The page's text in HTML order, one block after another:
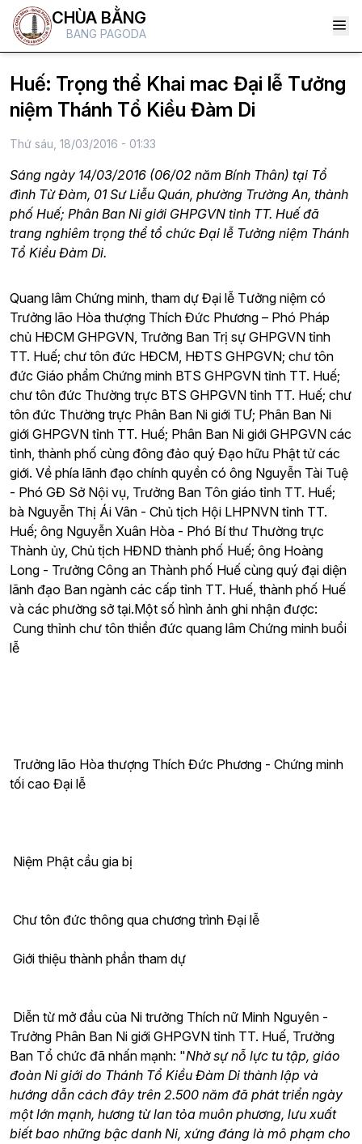
CHÙA BẰNG
BANG PAGODA
Huế: Trọng thể Khai mac Đại lễ Tưởng
niệm Thánh Tổ Kiều Đàm Di
Thứ sáu, 18/03/2016 - 01:33
Sáng ngày 14/03/2016 (06/02 năm Bính Thân) tại Tổ
đình Từ Đàm, 01 Sư Liễu Quán, phường Trường An, thành
phố Huế; Phân Ban Ni giới GHPGVN tỉnh TT. Huế đã
trang nghiêm trọng thể tổ chức Đại lễ Tưởng niệm Thánh
Tổ Kiều Đàm Di.
Quang lâm Chứng minh, tham dự Đại lễ Tưởng niệm có
Trưởng lão Hòa thượng Thích Đức Phương – Phó Pháp
chủ HĐCM GHPGVN, Trưởng Ban Trị sự GHPGVN tỉnh
TT. Huế; chư tôn đức HĐCM, HĐTS GHPGVN; chư tôn
đức Giáo phẩm Chứng minh BTS GHPGVN tỉnh TT. Huế;
chư tôn đức Thường trực BTS GHPGVN tỉnh TT. Huế; chư
tôn đức Thường trực Phân Ban Ni giới TƯ; Phân Ban Ni
giới GHPGVN tỉnh TT. Huế; Phân Ban Ni giới GHPGVN các
tỉnh, thành phố cùng đông đảo quý Đạo hữu Phật tử các
giới. Về phía lãnh đạo chính quyền có ông Nguyễn Tài Tuệ
- Phó GĐ Sở Nội vụ, Trưởng Ban Tôn giáo tỉnh TT. Huế;
bà Nguyễn Thị Ái Vân - Chủ tịch Hội LHPNVN tỉnh TT.
Huế; ông Nguyễn Xuân Hòa - Phó Bí thư Thường trực
Thành ủy, Chủ tịch HĐND thành phố Huế; ông Hoàng
Long - Trưởng Công an Thành phố Huế cùng quý đại diện
lãnh đạo Ban ngành các cấp tỉnh TT. Huế, thành phố Huế
và các phường sở tại.Một số hình ảnh ghi nhận được:
Cung thỉnh chư tôn thiền đức quang lâm Chứng minh buổi
lễ
Trưởng lão Hòa thượng Thích Đức Phương - Chứng minh
tối cao Đại lễ
Niệm Phật cầu gia bị
Chư tôn đức thông qua chương trình Đại lễ
Giới thiệu thành phần tham dự
Diễn từ mở đầu của Ni trưởng Thích nữ Minh Nguyên -
Trưởng Phân Ban Ni giới GHPGVN tỉnh TT. Huế, Trưởng
Ban Tổ chức đã nhấn mạnh: "Nhờ sự nỗ lực tu tập, giáo
đoàn Ni giới do Thánh Tổ Kiều Đàm Di thành lập và
hướng dẫn cách đây trên 2.500 năm đã phát triển ngày
một lớn mạnh, hương từ lan tỏa muôn phương, lưu xuất
biết bao những bậc danh Ni, xứng đáng là mô phạm cho